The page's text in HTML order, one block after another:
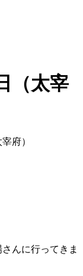
（太宰
府）
んに行ってきま